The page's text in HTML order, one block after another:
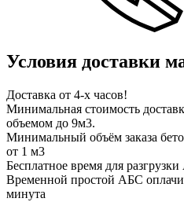
Условия доставки
Доставка от 4-х часов!
Минимальная стоимость
объемом до 9м3.
Минимальный объём заказа
от 1 м3
Бесплатное время для
Временной простой АБС
минута